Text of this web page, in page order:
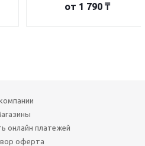
от 1 790 ₸
онлайн платежей
оферта